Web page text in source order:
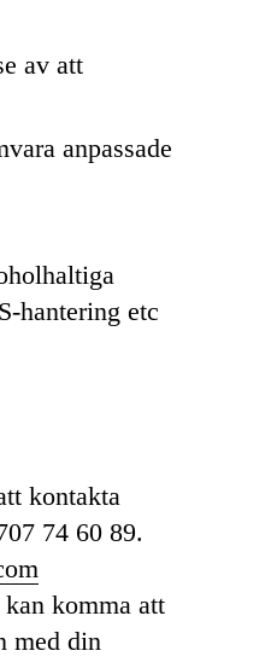
av att
anpassade
hantering etc
kontakta
74 60 89.
komma att
med din